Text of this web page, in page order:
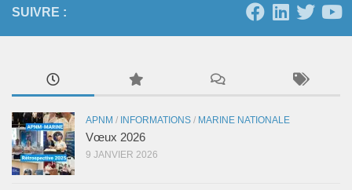
SUIVRE :
APNM / INFORMATIONS / MARINE NATIONALE
Vœux 2026
9 JANVIER 2026